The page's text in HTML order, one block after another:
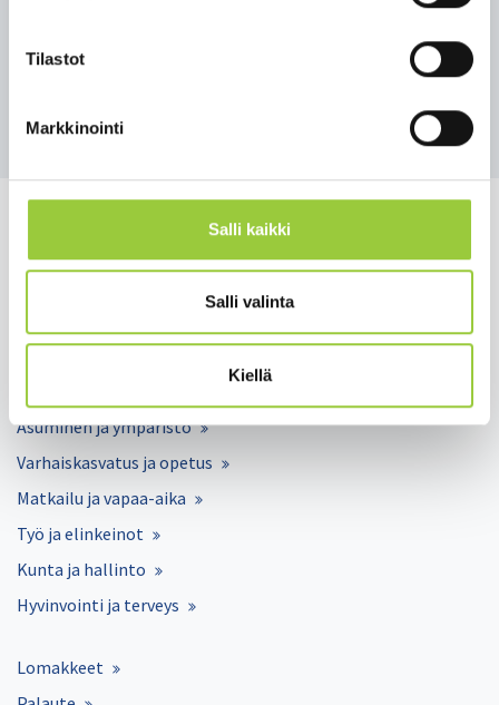
Tilastot
Markkinointi
Salli kaikki
Salli valinta
Kiellä
Ei pääsymaksua
Salmelankuja 1, 88300 Paltamo
paltamon.kunta(at)paltamo.fi
Asuminen ja ympäristö
Varhaiskasvatus ja opetus
Matkailu ja vapaa-aika
Työ ja elinkeinot
Kunta ja hallinto
Hyvinvointi ja terveys
Lomakkeet